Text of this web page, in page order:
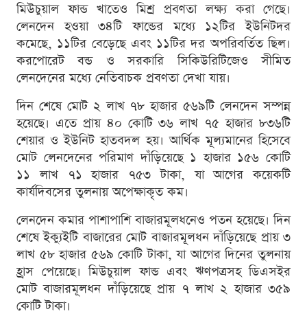
মিউচুয়াল ফান্ড খাতেও মিশ্র প্রবণতা লক্ষ্য করা গেছে।
লেনদেন হওয়া ৩৪টি ফান্ডের মধ্যে ১২টির ইউনিটদর
কমেছে, ১১টির বেড়েছে এবং ১১টির দর অপরিবর্তিত ছিল।
করপোরেট বন্ড ও সরকারি সিকিউরিটিজেও সীমিত
লেনদেনের মধ্যে নেতিবাচক প্রবণতা দেখা যায়।
দিন শেষে মোট ২ লাখ ৭৮ হাজার ৫৬৯টি লেনদেন সম্পন্ন
হয়েছে। এতে প্রায় ৪০ কোটি ৩৬ লাখ ৭৫ হাজার ৮৩৬টি
শেয়ার ও ইউনিট হাতবদল হয়। আর্থিক মূল্যমানের হিসেবে
মোট লেনদেনের পরিমাণ দাঁড়িয়েছে ১ হাজার ১৫৬ কোটি
১১ লাখ ৭১ হাজার ৭৫৩ টাকা, যা আগের কয়েকটি
কার্যদিবসের তুলনায় অপেক্ষাকৃত কম।
লেনদেন কমার পাশাপাশি বাজারমূলধনেও পতন হয়েছে। দিন
শেষে ইক্যুইটি বাজারের মোট বাজারমূলধন দাঁড়িয়েছে প্রায় ৩
লাখ ৫৮ হাজার ৫৬৯ কোটি টাকা, যা আগের দিনের তুলনায়
হ্রাস পেয়েছে। মিউচুয়াল ফান্ড এবং ঋণপত্রসহ ডিএসইর
মোট বাজারমূলধন দাঁড়িয়েছে প্রায় ৭ লাখ ২ হাজার ৩৫৯
কোটি টাকা।